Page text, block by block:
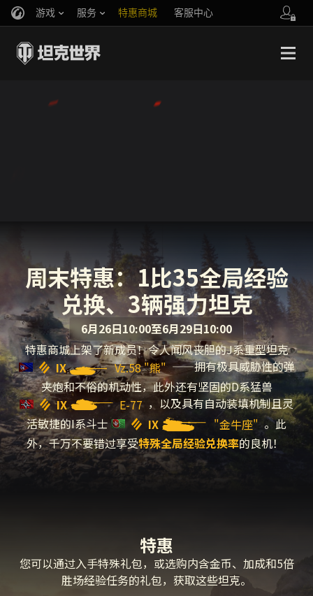
游戏 服务 特惠商城 客服中心
你好，吾久
万圣节
《以战止战》
官方自媒体
周末特惠：1比35全局经验
兑换、3辆强力坦克
6月26日10:00至6月29日10:00
特惠商城上架了新成员！令人闻风丧胆的J系重型坦克
IX
Vz.58 "熊" ——拥有极具威胁性的弹
夹炮和不俗的机动性，此外还有坚固的D系猛兽
IX
E-77 ，以及具有自动装填机制且灵
活敏捷的I系斗士
IX "金牛座" 。此
外，千万不要错过享受特殊全局经验兑换率的良机！
特惠
您可以通过入手特殊礼包，或选购内含金币、加成和5倍
胜场经验任务的礼包，获取这些坦克。